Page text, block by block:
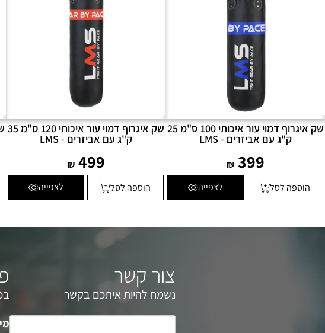
שק איגרוף דמוי עור איכותי 100 ס"מ 25
ק"ג עם אביזרים - LMS
399
₪
הוספה לסל
לצפייה
שק איגרוף דמוי עור איכותי 120 ס"מ 35
ק"ג עם אביזרים - LMS
499
₪
הוספה לסל
לצפייה
צור קשר
נשמח להיות איתכם בקשר